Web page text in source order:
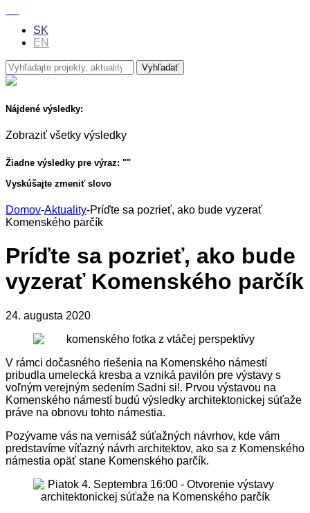
SK
EN
Nájdené výsledky:
Zobraziť všetky výsledky
Žiadne výsledky pre výraz: ""
Vyskúšajte zmeniť slovo
Domov-Aktuality-Príďte sa pozrieť, ako bude vyzerať
Komenského parčík
Príďte sa pozrieť, ako bude
vyzerať Komenského parčík
24. augusta 2020
V rámci dočasného riešenia na Komenského námestí
pribudla umelecká kresba a vzniká pavilón pre výstavy s
voľným verejným sedením Sadni si!. Prvou výstavou na
Komenského námestí budú výsledky architektonickej súťaže
práve na obnovu tohto námestia.
Pozývame vás na vernisáž súťažných návrhov, kde vám
predstavíme víťazný návrh architektov, ako sa z Komenského
námestia opäť stane Komenského parčík.